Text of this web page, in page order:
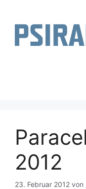
springen
2012
23. Februar 2012 von